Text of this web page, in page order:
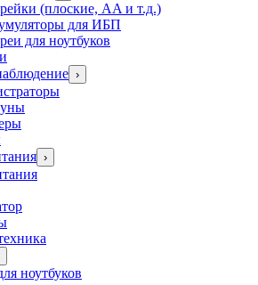
(плоские, AA и т.д.)
для ИБП
для ноутбуков
›
›
ноутбуков